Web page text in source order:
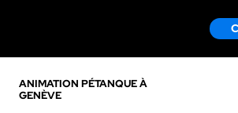
ANIMATION PÉTANQUE À
GENÈVE